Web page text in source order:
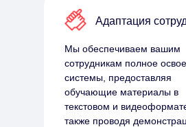
Адаптация
Мы обеспечиваем вашим
сотрудникам полное
системы, предоставляя
обучающие материалы в
текстовом и
также проводя